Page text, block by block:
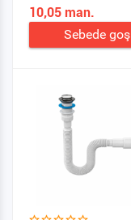
10,05 man.
Sebede goş